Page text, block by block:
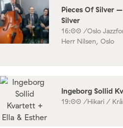
Pieces Of Silver
Silver
16:00 /Oslo
Herr Nilsen, Oslo
Ingeborg Sollid
19:00 /Hikari /